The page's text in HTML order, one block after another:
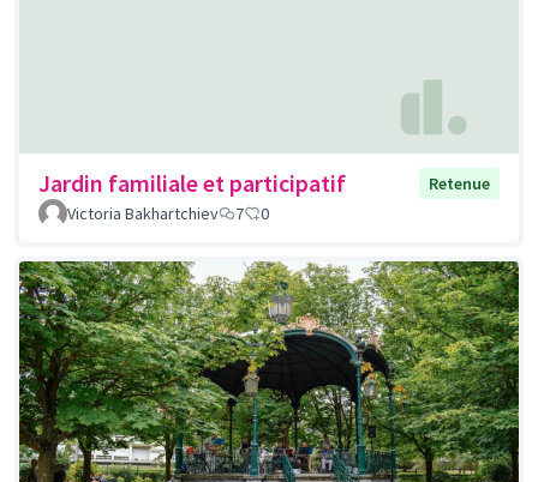
Jardin familiale et participatif
Retenue
Victoria Bakhartchiev
7 0